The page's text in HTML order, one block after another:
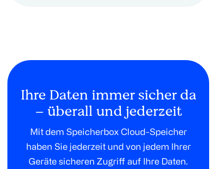
Ihre Daten immer sicher da
– überall und jederzeit
Mit dem Speicherbox Cloud-Speicher
haben Sie jederzeit und von jedem Ihrer
Geräte sicheren Zugriff auf Ihre Daten.